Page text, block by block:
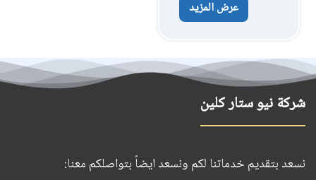
عرض المزيد
شركة نيو ستار كلين
نسعد بتقديم خدماتنا لكم ونسعد ايضاً بتواصلكم معنا: